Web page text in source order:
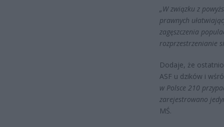
„W związku z
prawnych
zagęszczenia
rozprzestrzenianie
Dodaje, że
ASF u dzików i
w Polsce 210
zarejestrowano
MŚ.